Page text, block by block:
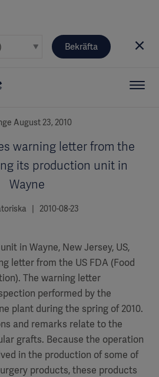
Bekräfta
August 23, 2010
warning letter from the
its production unit in
Wayne
| 2010-08-23
in Wayne, New Jersey, US,
letter from the US FDA (Food
The warning letter
performed by the
plant during the spring of 2010.
and remarks relate to the
grafts. Because the operation
in the production of some of
products, these products